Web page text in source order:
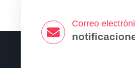
Creación de una Red
Correo